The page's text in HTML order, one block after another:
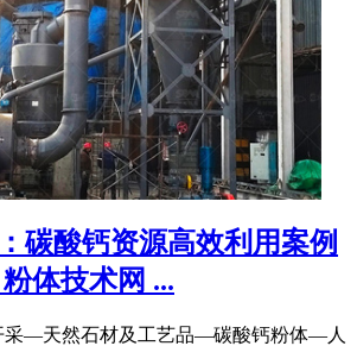
碳酸钙资源高效利用案例
体技术网 ...
采—天然石材及工艺品—碳酸钙粉体—人